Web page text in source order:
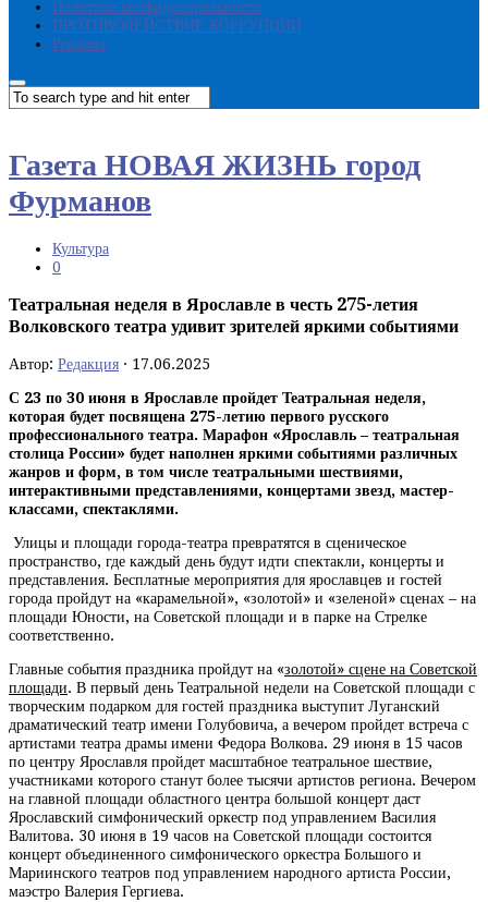
Политика конфиденциальности
ПРОТИВОДЕЙСТВИЕ КОРРУПЦИИ
Реклама
Газета НОВАЯ ЖИЗНЬ город
Фурманов
Культура
0
Театральная неделя в Ярославле в честь 275-летия
Волковского театра удивит зрителей яркими событиями
Автор: Редакция · 17.06.2025
С 23 по 30 июня в Ярославле пройдет Театральная неделя,
которая будет посвящена 275-летию первого русского
профессионального театра. Марафон «Ярославль – театральная
столица России» будет наполнен яркими событиями различных
жанров и форм, в том числе театральными шествиями,
интерактивными представлениями, концертами звезд, мастер-
классами, спектаклями.
Улицы и площади города-театра превратятся в сценическое
пространство, где каждый день будут идти спектакли, концерты и
представления. Бесплатные мероприятия для ярославцев и гостей
города пройдут на «карамельной», «золотой» и «зеленой» сценах – на
площади Юности, на Советской площади и в парке на Стрелке
соответственно.
Главные события праздника пройдут на «золотой» сцене на Советской
площади. В первый день Театральной недели на Советской площади с
творческим подарком для гостей праздника выступит Луганский
драматический театр имени Голубовича, а вечером пройдет встреча с
артистами театра драмы имени Федора Волкова. 29 июня в 15 часов
по центру Ярославля пройдет масштабное театральное шествие,
участниками которого станут более тысячи артистов региона. Вечером
на главной площади областного центра большой концерт даст
Ярославский симфонический оркестр под управлением Василия
Валитова. 30 июня в 19 часов на Советской площади состоится
концерт объединенного симфонического оркестра Большого и
Мариинского театров под управлением народного артиста России,
маэстро Валерия Гергиева.